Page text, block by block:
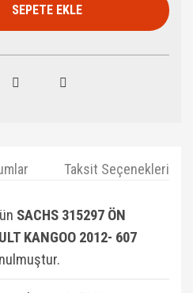
SEPETE EKLE
Taksit Seçenekleri
SACHS 315297 ÖN
KANGOO 2012- 607